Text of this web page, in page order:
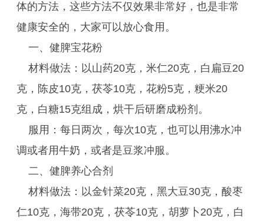
体的方法，这些方法不仅效果非常好，也是非常
健康安全的，大家可以放心食用。
一、健脾宝花粉
材料做法：以山药20克，米仁20克，白扁豆20
克，陈皮10克，茯苓10克，花粉5克，粳米20
克，白糖15克组成，烘干后研磨成粉剂。
服用：每日两次，每次10克，也可以用沸水冲
调或者用牛奶，或者是豆浆冲服。
二、健脾养心合剂
材料做法：以金针菜20克，黑大豆30克，酸枣
仁10克，海带20克，茯苓10克，胡萝卜20克，白